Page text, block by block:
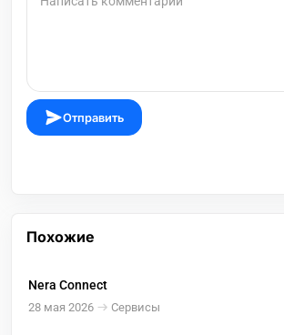
Отправить
Похожие
Nera Connect
28 мая 2026 Сервисы